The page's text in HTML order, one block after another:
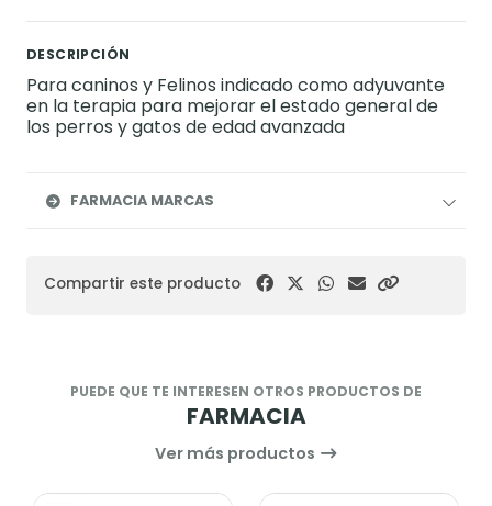
DESCRIPCIÓN
Para caninos y Felinos indicado como adyuvante
en la terapia para mejorar el estado general de
los perros y gatos de edad avanzada
FARMACIA MARCAS
Compartir este producto
PUEDE QUE TE INTERESEN OTROS PRODUCTOS DE
FARMACIA
Ver más productos